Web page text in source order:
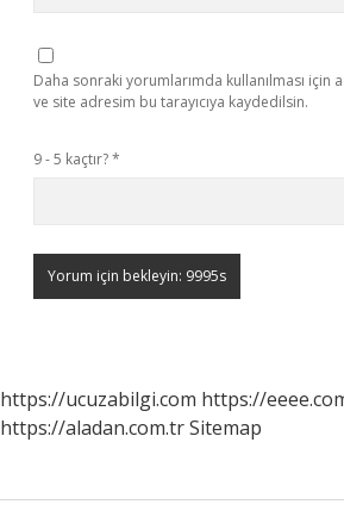
Daha sonraki yorumlarımda kullanılması için
ve site adresim bu tarayıcıya kaydedilsin.
9 - 5 kaçtır?*
https://ucuzabilgi.com https://
https://aladan.com.trSitemap